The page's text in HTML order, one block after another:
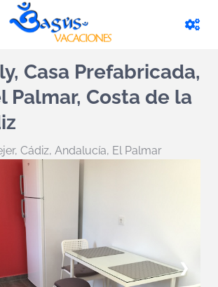
Casa Prefabricada,
Palmar, Costa de la
, Cádiz, Andalucía, El Palmar
❯